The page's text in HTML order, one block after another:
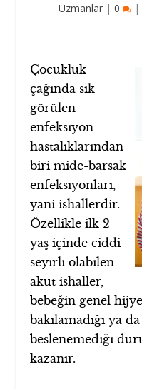
Uzmanlar |0
Çocukluk
çağında sık
görülen
enfeksiyon
hastalıklarından
biri mide-barsak
enfeksiyonları,
yani ishallerdir.
Özellikle ilk 2
yaş içinde ciddi
seyirli olabilen
akut ishaller,
bebeğin genel
bakılamadığı ya
beslenemediği
kazanır.